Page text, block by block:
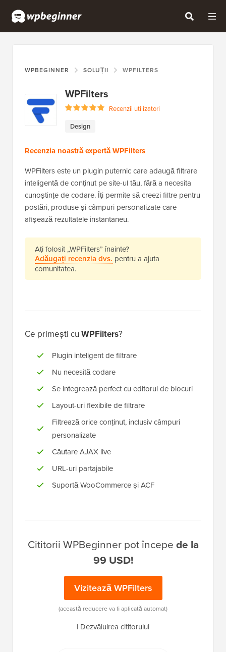
WPBEGINNER SOLUȚII WPFILTERS
WPFilters
Recenzii utilizatori
Design
Recenzia noastră expertă WPFilters
WPFilters este un plugin puternic care adaugă filtrare
inteligentă de conținut pe site-ul tău, fără a necesita
cunoștințe de codare. Îți permite să creezi filtre pentru
postări, produse și câmpuri personalizate care
afișează rezultatele instantaneu.
Ați folosit „WPFilters” înainte?
Adăugați recenzia dvs. pentru a ajuta
comunitatea.
Ce primești cu WPFilters?
Plugin inteligent de filtrare
Nu necesită codare
Se integrează perfect cu editorul de blocuri
Layout-uri flexibile de filtrare
Filtrează orice conținut, inclusiv câmpuri
personalizate
Căutare AJAX live
URL-uri partajabile
Suportă WooCommerce și ACF
Cititorii WPBeginner pot începe de la
99 USD!
Vizitează WPFilters
(această reducere va fi aplicată automat)
| Dezvăluirea cititorului